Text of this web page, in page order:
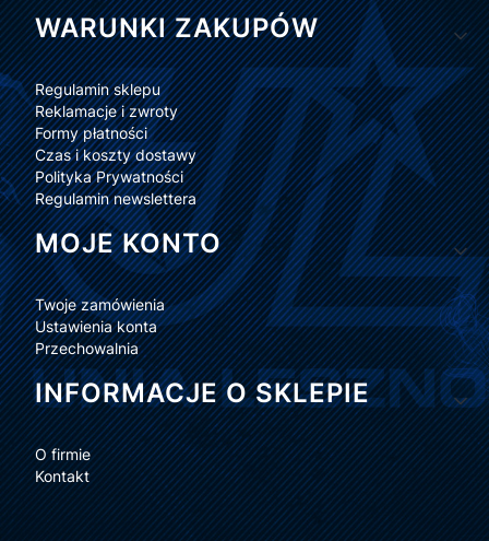
Linki w stopce
WARUNKI ZAKUPÓW
Regulamin sklepu
Reklamacje i zwroty
Formy płatności
Czas i koszty dostawy
Polityka Prywatności
Regulamin newslettera
MOJE KONTO
Twoje zamówienia
Ustawienia konta
Przechowalnia
INFORMACJE O SKLEPIE
O firmie
Kontakt